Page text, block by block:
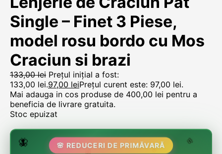
Single – Finet 3 Piese,
model rosu bordo cu Mos
Craciun si brazi
133,00lei Prețul inițial a fost:
133,00 lei.97,00 leiPrețul curent este: 97,00 lei.
Mai adauga in cos produse de 400,00 lei pentru a
beneficia de livrare gratuita.
Stoc epuizat
🌷
🦋 🌸 REDUCERI DE PRIMĂVARĂ